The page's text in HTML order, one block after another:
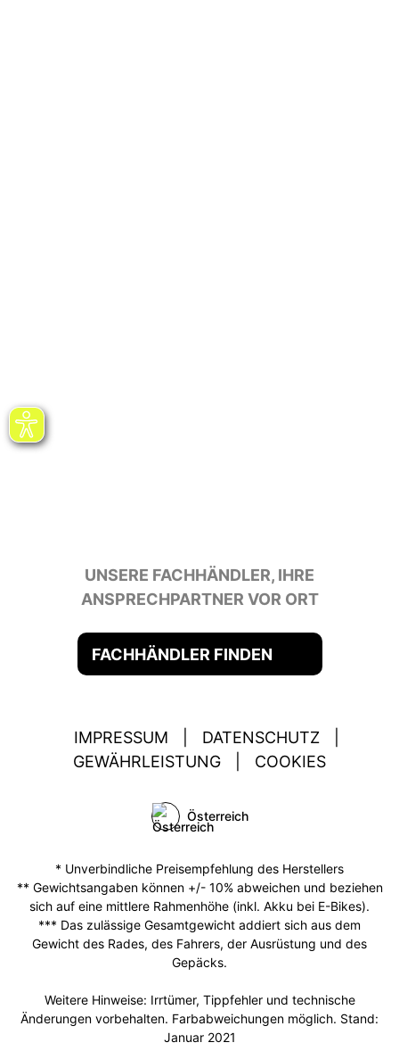
UNSERE FACHHÄNDLER, IHRE
ANSPRECHPARTNER VOR ORT
FACHHÄNDLER FINDEN
IMPRESSUM DATENSCHUTZ
GEWÄHRLEISTUNG
COOKIES
Österreich
* Unverbindliche Preisempfehlung des Herstellers
** Gewichtsangaben können +/- 10% abweichen und beziehen
sich auf eine mittlere Rahmenhöhe (inkl. Akku bei E-Bikes).
*** Das zulässige Gesamtgewicht addiert sich aus dem
Gewicht des Rades, des Fahrers, der Ausrüstung und des
Gepäcks.
Weitere Hinweise: Irrtümer, Tippfehler und technische
Änderungen vorbehalten. Farbabweichungen möglich. Stand:
Januar 2021